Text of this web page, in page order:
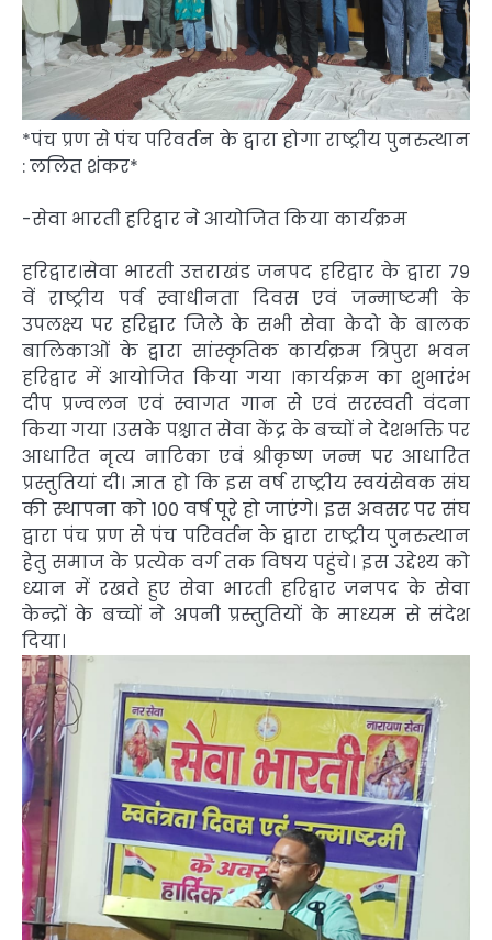
*पंच प्रण से पंच परिवर्तन के द्वारा होगा राष्ट्रीय पुनरुत्थान
: ललित शंकर*
-सेवा भारती हरिद्वार ने आयोजित किया कार्यक्रम
हरिद्वार।सेवा भारती उत्तराखंड जनपद हरिद्वार के द्वारा 79
वें राष्ट्रीय पर्व स्वाधीनता दिवस एवं जन्माष्टमी के
उपलक्ष्य पर हरिद्वार जिले के सभी सेवा केदो के बालक
बालिकाओं के द्वारा सांस्कृतिक कार्यक्रम त्रिपुरा भवन
हरिद्वार में आयोजित किया गया ।कार्यक्रम का शुभारंभ
दीप प्रज्वलन एवं स्वागत गान से एवं सरस्वती वंदना
किया गया ।उसके पश्चात सेवा केंद्र के बच्चों ने देशभक्ति पर
आधारित नृत्य नाटिका एवं श्रीकृष्ण जन्म पर आधारित
प्रस्तुतियां दी। ज्ञात हो कि इस वर्ष राष्ट्रीय स्वयंसेवक संघ
की स्थापना को 100 वर्ष पूरे हो जाएंगे। इस अवसर पर संघ
द्वारा पंच प्रण से पंच परिवर्तन के द्वारा राष्ट्रीय पुनरुत्थान
हेतु समाज के प्रत्येक वर्ग तक विषय पहुंचे। इस उद्देश्य को
ध्यान में रखते हुए सेवा भारती हरिद्वार जनपद के सेवा
केन्द्रों के बच्चों ने अपनी प्रस्तुतियों के माध्यम से संदेश
दिया।